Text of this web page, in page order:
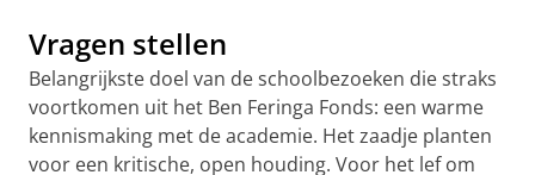
Vragen stellen
Belangrijkste doel van de schoolbezoeken die straks
voortkomen uit het Ben Feringa Fonds: een warme
kennismaking met de academie. Het zaadje planten
voor een kritische, open houding. Voor het lef om